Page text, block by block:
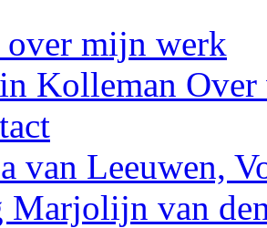
mijn werk
Kolleman
van Leeuwen,
Marjolijn van